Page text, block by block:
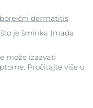
dermatitis
je šminka (mada
može izazvati
Pročitajte više u